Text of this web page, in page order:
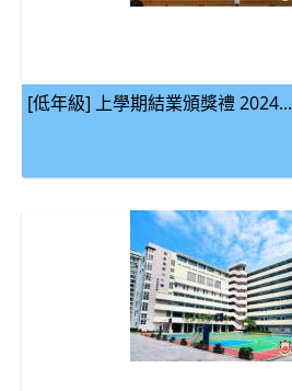
[低年級] 上學期結業頒獎禮 2024...